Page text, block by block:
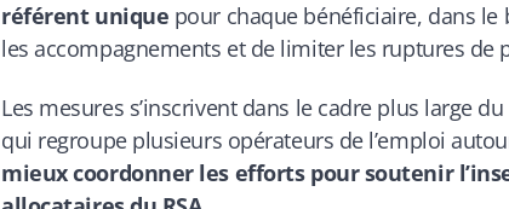
référent unique pour chaque bénéficiaire, dans
les accompagnements et de limiter les ruptures de
Les mesures s’inscrivent dans le cadre plus large du
qui regroupe plusieurs opérateurs de l’emploi
mieux coordonner les efforts pour soutenir